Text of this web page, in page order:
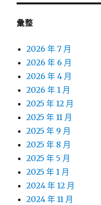
彙整
2026 年 7 月
2026 年 6 月
2026 年 4 月
2026 年 1 月
2025 年 12 月
2025 年 11 月
2025 年 9 月
2025 年 8 月
2025 年 5 月
2025 年 1 月
2024 年 12 月
2024 年 11 月